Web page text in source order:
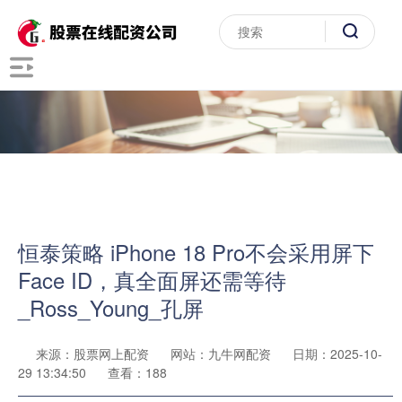
恒泰策略 iPhone 18 Pro不会采用屏下
Face ID，真全面屏还需等待
_Ross_Young_孔屏
来源：股票网上配资 网站：九牛网配资
日期：2025-10-
29 13:34:50
查看：188